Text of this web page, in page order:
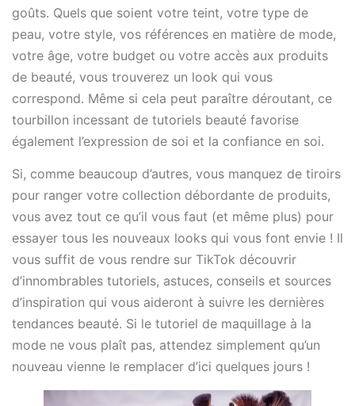
goûts. Quels que soient votre teint, votre type de
peau, votre style, vos références en matière de mode,
votre âge, votre budget ou votre accès aux produits
de beauté, vous trouverez un look qui vous
correspond. Même si cela peut paraître déroutant, ce
tourbillon incessant de tutoriels beauté favorise
également l’expression de soi et la confiance en soi.
Si, comme beaucoup d’autres, vous manquez de tiroirs
pour ranger votre collection débordante de produits,
vous avez tout ce qu’il vous faut (et même plus) pour
essayer tous les nouveaux looks qui vous font envie ! Il
vous suffit de vous rendre sur TikTok découvrir
d’innombrables tutoriels, astuces, conseils et sources
d’inspiration qui vous aideront à suivre les dernières
tendances beauté. Si le tutoriel de maquillage à la
mode ne vous plaît pas, attendez simplement qu’un
nouveau vienne le remplacer d’ici quelques jours !